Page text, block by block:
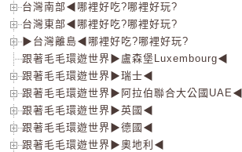
台灣南部◀哪裡好吃?哪裡好玩?
台灣東部◀哪裡好吃?哪裡好玩?
▶台灣離島◀哪裡好吃?哪裡好玩?
跟著毛毛環遊世界▶盧森堡Luxembourg◀
跟著毛毛環遊世界▶瑞士◀
跟著毛毛環遊世界▶阿拉伯聯合大公國UAE◀
跟著毛毛環遊世界▶英國◀
跟著毛毛環遊世界▶德國◀
跟著毛毛環遊世界▶奧地利◀